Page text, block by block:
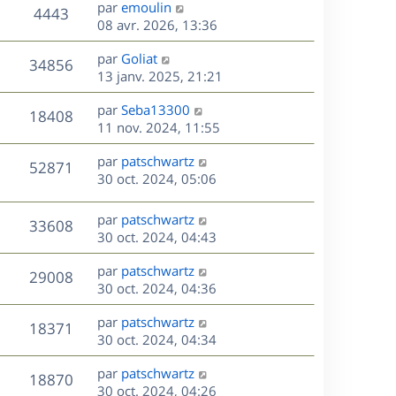
e
s
n
i
e
r
m
e
s
s
a
g
e
4443V
u
e
s
D
e
r
n
i
e
r
m
e
s
s
a
g
e
par emoulin
08 avr. 2026, 13:36
34856V
u
e
D
e
r
n
i
e
r
m
e
s
s
a
g
e
par Goliat
13 janv. 2025, 21:21
18408V
u
D
e
r
n
i
e
r
m
e
s
s
a
g
e
par Seba13300
11 nov. 2024, 11:55
52871
u
e
D
e
n
i
e
r
m
e
s
s
a
g
e
par patschwartz
30 oct. 2024, 05:06
33608V
u
e
D
e
r
n
i
e
r
m
e
s
par patschwartz
30 oct. 2024, 04:43
29008V
u
s
D
e
r
n
i
e
r
par patschwartz
30 oct. 2024, 04:36
18371
u
D
e
r
n
i
par patschwartz
30 oct. 2024, 04:34
18870V
D
e
par patschwartz
30 oct. 2024, 04:26